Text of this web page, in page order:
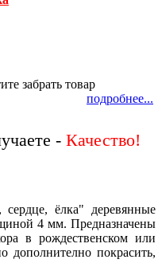
забрать товар
подробнее...
- Качество!
сердце, ёлка" деревянные
4 мм. Предназначены
в рождественском или
дополнително покрасить,